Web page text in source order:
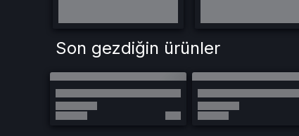
Son gezdiğin ürünler